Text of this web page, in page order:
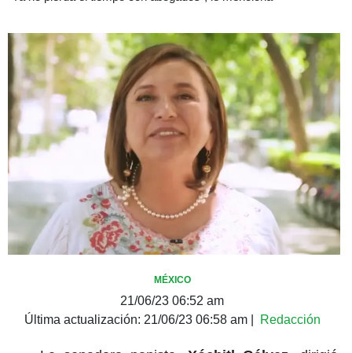
MÉXICO
21/06/23 06:52 am
Última actualización: 21/06/23 06:58 am| Redacción